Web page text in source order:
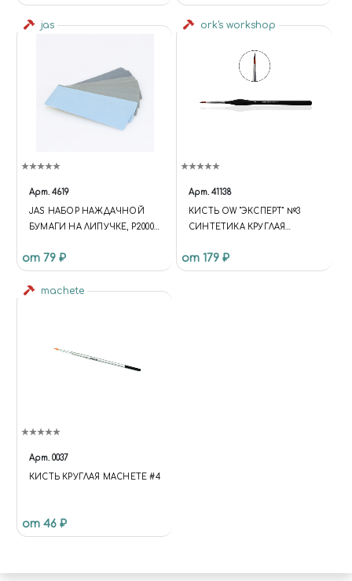
jas
Арт. 4619
JAS НАБОР НАЖДАЧНОЙ
БУМАГИ НА ЛИПУЧКЕ, P2000,
ШТ.
от 79 ₽
ork's workshop
Арт. 41138
КИСТЬ OW "ЭКСПЕРТ" №3
СИНТЕТИКА КРУГЛАЯ
от 179 ₽
machete
Арт. 0037
КИСТЬ КРУГЛАЯ MACHETE #4
от 46 ₽